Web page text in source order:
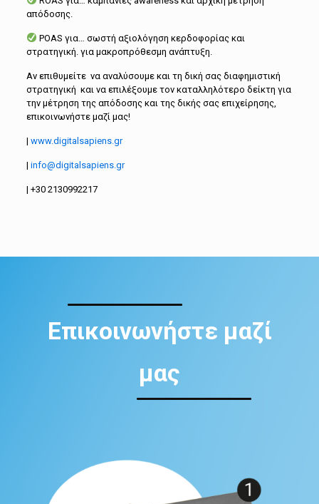
απόδοσης.
POAS για… σωστή αξιολόγηση κερδοφορίας και
στρατηγική. για μακροπρόθεσμη ανάπτυξη.
Αν επιθυμείτε να αναλύσουμε και τη δική σας διαφημιστική
στρατηγική και να επιλέξουμε τον καταλληλότερο δείκτη για
την μέτρηση της απόδοσης και της δικής σας επιχείρησης,
επικοινωνήστε μαζί μας!
| www.digitalsapiens.gr
| info@digitalsapiens.gr
| +30 2130992217
Επικοινωνήστε μαζί
μας